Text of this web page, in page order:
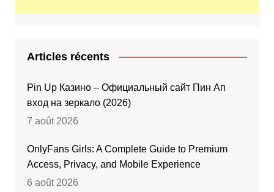
Articles récents
Pin Up Казино – Официальный сайт Пин Ап
вход на зеркало (2026)
7 août 2026
OnlyFans Girls: A Complete Guide to Premium
Access, Privacy, and Mobile Experience
6 août 2026